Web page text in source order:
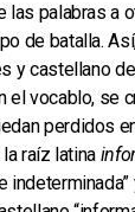
las palabras a
de batalla.
y castellano
el vocablo, se
perdidos
raíz latina